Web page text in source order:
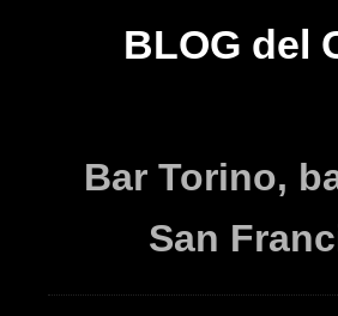
BLOG del
Bar Torino,
San